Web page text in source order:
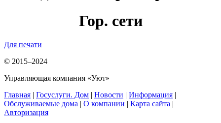
Гор. сети
Для печати
© 2015–2024
Управляющая компания «Уют»
Главная | Госуслуги. Дом | Новости | Информация |
Обслуживаемые дома | О компании | Карта сайта |
Авторизация